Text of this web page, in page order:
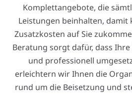
Komplettangebote, die
Leistungen beinhalten,
Zusatzkosten auf Sie
Beratung sorgt dafür, dass
und professionell
erleichtern wir Ihnen die
rund um die Beisetzung und